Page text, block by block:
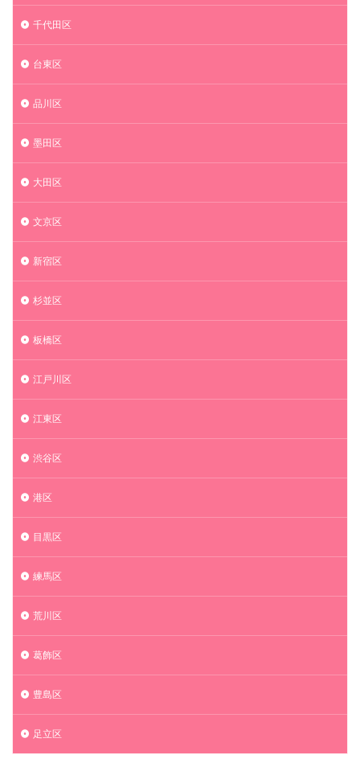
千代田区
台東区
品川区
墨田区
大田区
文京区
新宿区
杉並区
板橋区
江戸川区
江東区
渋谷区
港区
目黒区
練馬区
荒川区
葛飾区
豊島区
足立区